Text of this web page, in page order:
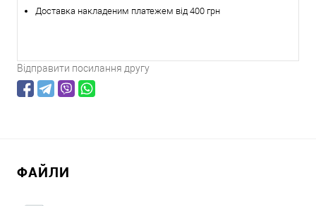
Доставка накладеним платежем від 400 грн
Відправити посилання другу
ФАЙЛИ